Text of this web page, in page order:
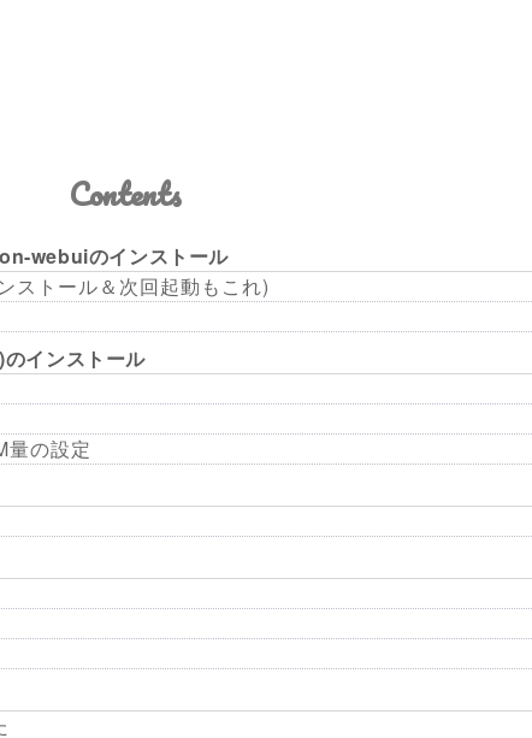
Contents
webuiのインストール
ストール＆次回起動もこれ)
インストール
量の設定